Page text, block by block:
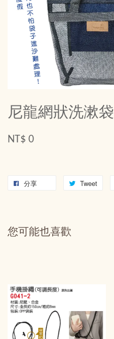
尼龍網狀洗漱袋
NT$ 0
分享 Tweet
您可能也喜歡